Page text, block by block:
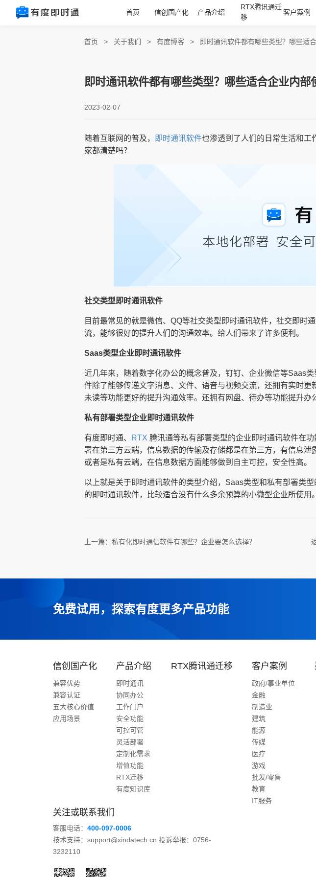
首页 信创国产化 产品介绍
RTX腾讯通迁
移
客户案例
首页 > 关于我们 > 有度博客 > 即时通讯软件都有哪些类型？哪些适
即时通讯软件都有哪些类型？哪些适合企业内部
2023-02-07
随着互联网的普及， 即时通讯软件也渗透到了人们的日常生活和工
家都清楚吗？
社交类型即时通讯软件
目前最常见的就是微信、QQ等社交类型即时通讯软件，社交即时
流，能够很好的提升人们的沟通效率。给人们带来了许多便利。
Saas类型企业即时通讯软件
近几年来，随着数字化办公的概念普及，钉钉、企业微信等Saas
件除了能够传递文字消息、文件、语音与视频交流，还拥有实时
未读等功能更好的提升沟通效率。还拥有网盘、待办等功能提升办
私有部署类型企业即时通讯软件
有度即时通、 RTX 腾讯通等私有部署类型的企业即时通讯软件在
署在第三方云端，信息数据的传输及存储都是在第三方，有信息
或者是私有云端，在信息数据方面能够做到自主可控，安全性高。
以上就是关于即时通讯软件的类型介绍，Saas类型和私有部署类
的即时通讯软件，比较适合没有什么多余预算的小微型企业所使用。
上一篇： 私有化即时通信软件有哪些？企业要怎么选择？
免费试用，探索有度更多产品功能
信创国产化
兼容优势
兼容认证
五大核心价值
应用场景
产品介绍
即时通讯
协同办公
工作门户
安全功能
可控可管
灵活部署
定制化需求
增值功能
RTX迁移
有度知识库
RTX腾讯通迁移 客户案例
政府/事业单位
金融
制造业
建筑
能源
传媒
医疗
游戏
批发/零售
教育
IT服务
关注或联系我们
客服电话： 400-097-0006
技术支持：support@xindatech.cn 投诉举报：0756-
3232110